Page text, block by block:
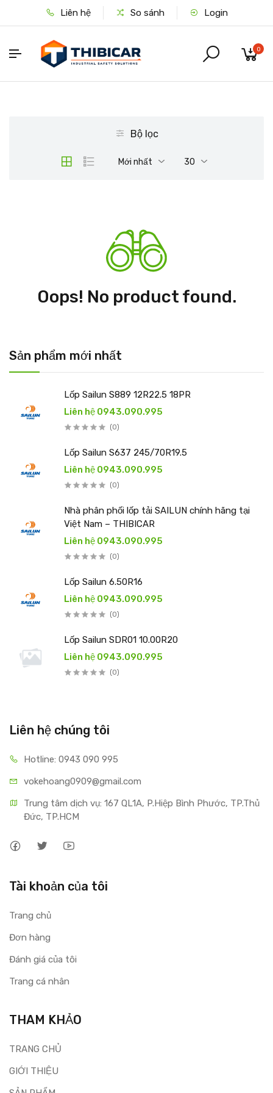
Liên hệ So sánh Login
0
Sản phẩm mới nhất
Lốp Sailun S889 12R22.5 18PR
Liên hệ 0943.090.995
(0)
Lốp Sailun S637 245/70R19.5
Liên hệ 0943.090.995
(0)
Nhà phân phối lốp tải SAILUN chính hãng tại
Việt Nam – THIBICAR
Liên hệ 0943.090.995
(0)
Lốp Sailun 6.50R16
Liên hệ 0943.090.995
(0)
Lốp Sailun SDR01 10.00R20
Liên hệ 0943.090.995
(0)
Bộ lọc
Mới nhất 30
Oops! No product found.
Liên hệ chúng tôi
Hotline: 0943 090 995
vokehoang0909@gmail.com
Trung tâm dịch vụ: 167 QL1A, P.Hiệp Bình Phước, TP.Thủ
Đức, TP.HCM
Tài khoản của tôi
Trang chủ
Đơn hàng
Đánh giá của tôi
Trang cá nhân
THAM KHẢO
TRANG CHỦ
GIỚI THIỆU